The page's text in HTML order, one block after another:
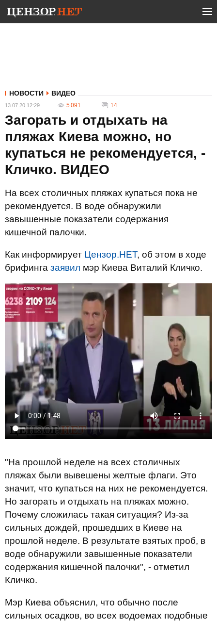
НОВОСТИ ВИДЕО
13.07.20 12:29 5 091 14
Загорать и отдыхать на
пляжах Киева можно, но
купаться не рекомендуется, -
Кличко. ВИДЕО
На всех столичных пляжах купаться пока не
рекомендуется. В воде обнаружили
завышенные показатели содержания
кишечной палочки.
Как информирует Цензор.НЕТ, об этом в ходе
брифинга заявил мэр Киева Виталий Кличко.
"На прошлой неделе на всех столичных
пляжах были вывешены желтые флаги. Это
значит, что купаться на них не рекомендуется.
Но загорать и отдыхать на пляжах можно.
Почему сложилась такая ситуация? Из-за
сильных дождей, прошедших в Киеве на
прошлой неделе. В результате взятых проб, в
воде обнаружили завышенные показатели
содержания кишечной палочки", - отметил
Кличко.
Мэр Киева объяснил, что обычно после
сильных осадков, во всех водоемах подобные